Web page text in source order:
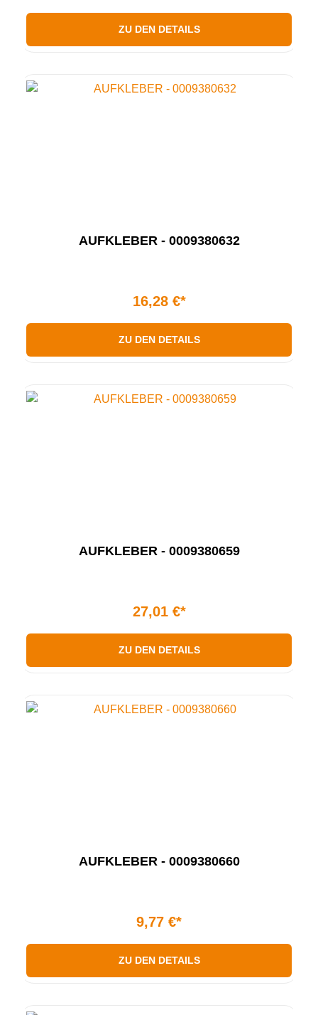
ZU DEN DETAILS
AUFKLEBER - 0009380632
16,28 €*
ZU DEN DETAILS
AUFKLEBER - 0009380659
27,01 €*
ZU DEN DETAILS
AUFKLEBER - 0009380660
9,77 €*
ZU DEN DETAILS